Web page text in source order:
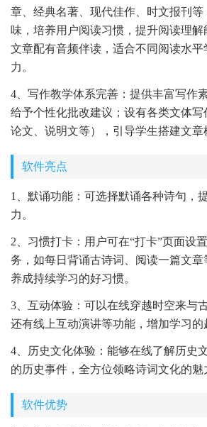
章、经典名著、现代佳作、时文报刊等
味，培养用户阅读习惯，提升阅读理
文章配有音频伴读，适合不同阅读水平
力。
4、写作教学体系完善：提供丰富写作
给予个性化批改建议；设有各类文体
论文、说明文等），引导学生搭建文章
软件亮点
1、默诵功能：可选择默诵各种诗句，
力。
2、习惯打卡：用户可在“打卡”页面设
务，如每日背诵古诗词、阅读一篇文章
养成持续学习的好习惯。
3、互动体验：可以在线穿越时空来与
还有线上互动演讲等功能，增加学习的
4、历史文化体验：能够在线了解历史
的历史事件，全方位领略诗词文化的魅
软件优势